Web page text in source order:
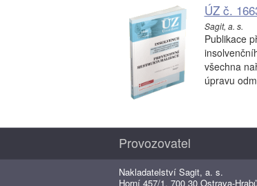
ÚZ č.
Sagit, a. s.
Publikace
všechna
úpravu
Provozovatel
Nakladatelství Sagit, a. s.
Horní 457/1, 700 30 Ostrava-